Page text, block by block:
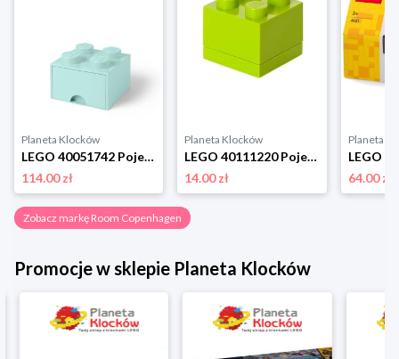
Planeta Klocków
LEGO 40051742 Pojemnik na klocki z szufladą 2x2 turkusowy Room copenhagen
114.00 zł
Planeta Klocków
LEGO 40111220 Pojemnik na drobiazgi 2x2 MINI limonkowy Room copenhagen
14.00 zł
Planeta
64.00 zł
Zobacz markę Room Copenhagen
Promocje w sklepie Planeta Klocków